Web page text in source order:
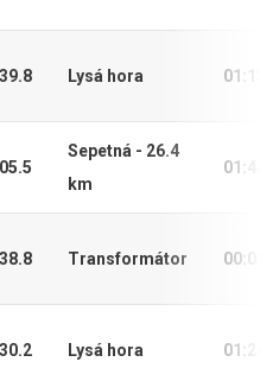
Lysá hora
Sepetná - 26.4
km
Transformátor
Lysá hora